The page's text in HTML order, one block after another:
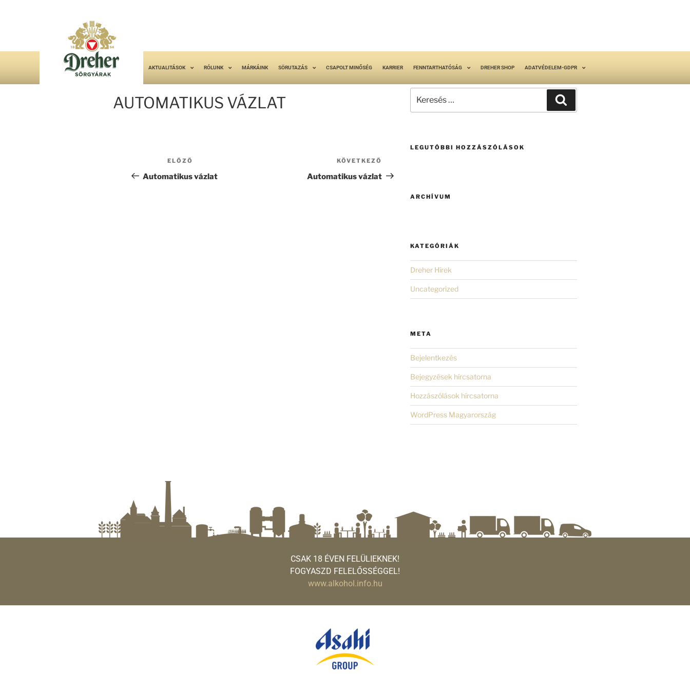
AKTUALITÁSOK RÓLUNK MÁRKÁINK SÖRUTAZÁS CSAPOLT MINŐSÉG KARRIER FENNTARTHATÓSÁG DREHER SHOP ADATVÉDELEM-GDPR
AUTOMATIKUS VÁZLAT
ELŐZŐ
Automatikus vázlat
KÖVETKEZŐ
Automatikus vázlat
LEGUTÓBBI HOZZÁSZÓLÁSOK
ARCHÍVUM
KATEGÓRIÁK
Dreher Hírek
Uncategorized
META
Bejelentkezés
Bejegyzések hírcsatorna
Hozzászólások hírcsatorna
WordPress Magyarország
CSAK 18 ÉVEN FELÜLIEKNEK!
FOGYASZD FELELŐSSÉGGEL!
www.alkohol.info.hu